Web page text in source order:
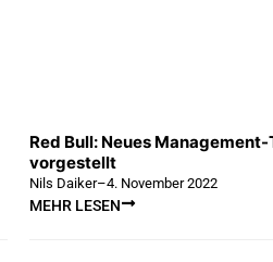
Red Bull: Neues Management-
vorgestellt
Nils Daiker–4. November 2022
MEHR LESEN